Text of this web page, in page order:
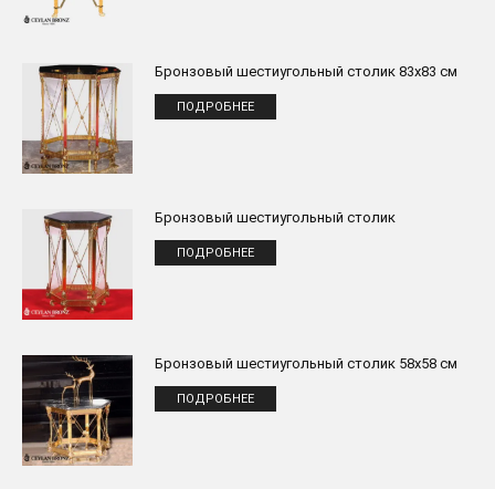
Бронзовый шестиугольный столик 83x83 см
ПОДРОБНЕЕ
Бронзовый шестиугольный столик
ПОДРОБНЕЕ
Бронзовый шестиугольный столик 58x58 см
ПОДРОБНЕЕ